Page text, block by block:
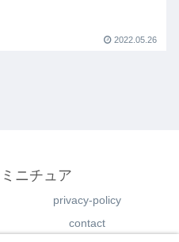
2022.05.26
ニチュア
privacy-policy
contact